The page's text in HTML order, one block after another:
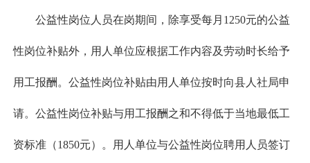
公益性岗位人员在岗期间，除享受每月1250元的公益
性岗位补贴外，用人单位应根据工作内容及劳动时长给予
用工报酬。公益性岗位补贴由用人单位按时向县人社局申
请。公益性岗位补贴与用工报酬之和不得低于当地最低工
资标准（1850元）。用人单位与公益性岗位聘用人员签订